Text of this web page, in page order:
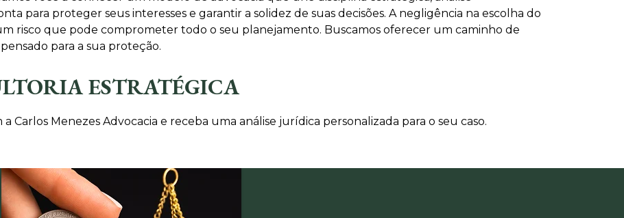
para proteger seus interesses e garantir a solidez de suas decisões. A negligência na escolha do
risco que pode comprometer todo o seu planejamento. Buscamos oferecer um caminho de
para a sua proteção.
ESTRATÉGICA
Carlos Menezes Advocacia e receba uma análise jurídica personalizada para o seu caso.